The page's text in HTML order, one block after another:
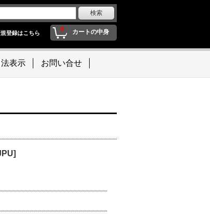
0 カートの中身
登録はこちら
表示 お問い合せ